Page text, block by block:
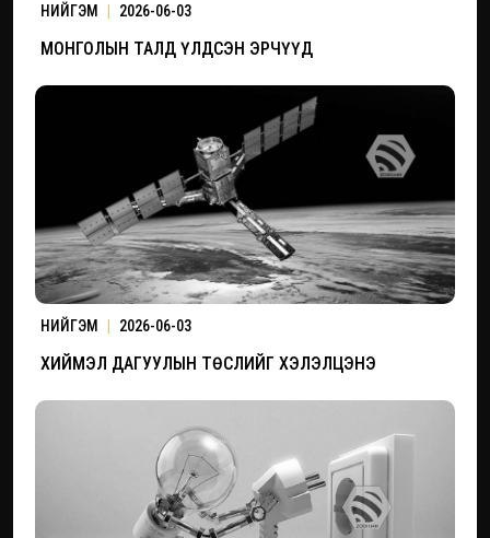
НИЙГЭМ 2026-06-03
МОНГОЛЫН ТАЛД ҮЛДСЭН ЭРЧҮҮД
НИЙГЭМ 2026-06-03
ХИЙМЭЛ ДАГУУЛЫН ТӨСЛИЙГ ХЭЛЭЛЦЭНЭ